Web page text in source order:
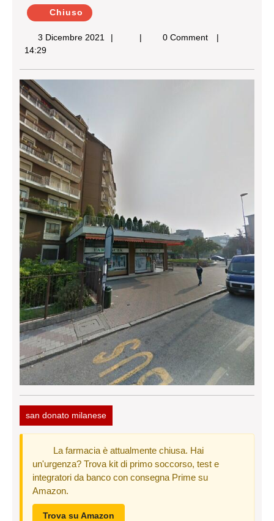
Chiuso
3 Dicembre 2021
0 Comment
14:29
san donato milanese
La farmacia è attualmente chiusa. Hai
un'urgenza? Trova kit di primo soccorso, test e
integratori da banco con consegna Prime su
Amazon.
Trova su Amazon